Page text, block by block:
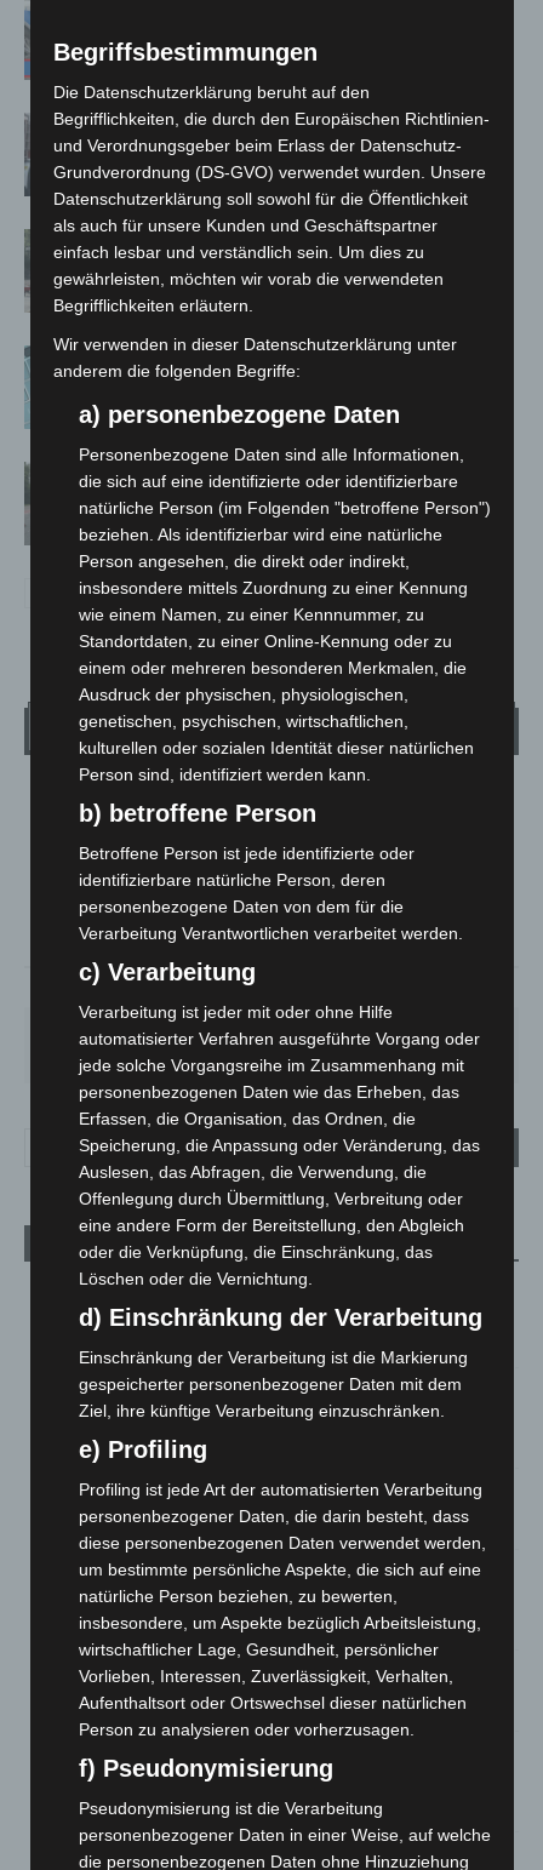
A7 – Polizei sucht Zeugen
Celle: Mensch stirbt bei Bagger-Unfall
auf Baustelle
Gasleitung bei McDonald’s-Umbau in
Langenhagen beschädigt
Anklage nach Abschaltung von
„Archetyp Market“ erhoben
Hannover: Polizei stoppt 166
Trunkenheitsfahrten bei
Großkontrolle
Wetter
LANGENHAGEN
Überwiegend Bewölkt
19.6°C
0.5m/s
29°
FR.
24° 27 °
SO.
31°
MO.
31
Aktuelle Beiträge
Region Hannover: 21 neue Notfallsanitäter starten beim
Roten Kreuz
Mann läuft mit Hockeyschläger über A7 – Polizei sucht
Zeugen
5. August 2026
Celle: Mensch stirbt bei Bagger-Unfall auf Baustelle
5. August 2026
Gasleitung bei McDonald’s-Umbau in Langenhagen
beschädigt
5. August 2026
Anklage nach Abschaltung von „Archetyp Market“ erhoben
3. August 2026
Großkontrolle
2. August 2026
Hannover Klassik Open Air 2026: Französische Oper im
Begriffsbestimmungen
Die Datenschutzerklärung beruht auf den
Begrifflichkeiten, die durch den Europäischen Richtlinien-
und Verordnungsgeber beim Erlass der Datenschutz-
Grundverordnung (DS-GVO) verwendet wurden. Unsere
Datenschutzerklärung soll sowohl für die Öffentlichkeit
als auch für unsere Kunden und Geschäftspartner
einfach lesbar und verständlich sein. Um dies zu
gewährleisten, möchten wir vorab die verwendeten
Begrifflichkeiten erläutern.
Wir verwenden in dieser Datenschutzerklärung unter
anderem die folgenden Begriffe:
a) personenbezogene Daten
Personenbezogene Daten sind alle Informationen,
die sich auf eine identifizierte oder identifizierbare
natürliche Person (im Folgenden "betroffene Person")
beziehen. Als identifizierbar wird eine natürliche
Person angesehen, die direkt oder indirekt,
insbesondere mittels Zuordnung zu einer Kennung
wie einem Namen, zu einer Kennnummer, zu
Standortdaten, zu einer Online-Kennung oder zu
einem oder mehreren besonderen Merkmalen, die
Ausdruck der physischen, physiologischen,
genetischen, psychischen, wirtschaftlichen,
kulturellen oder sozialen Identität dieser natürlichen
Person sind, identifiziert werden kann.
b) betroffene Person
Betroffene Person ist jede identifizierte oder
identifizierbare natürliche Person, deren
personenbezogene Daten von dem für die
Verarbeitung Verantwortlichen verarbeitet werden.
c) Verarbeitung
Verarbeitung ist jeder mit oder ohne Hilfe
automatisierter Verfahren ausgeführte Vorgang oder
jede solche Vorgangsreihe im Zusammenhang mit
personenbezogenen Daten wie das Erheben, das
Erfassen, die Organisation, das Ordnen, die
Speicherung, die Anpassung oder Veränderung, das
Auslesen, das Abfragen, die Verwendung, die
Offenlegung durch Übermittlung, Verbreitung oder
eine andere Form der Bereitstellung, den Abgleich
oder die Verknüpfung, die Einschränkung, das
Löschen oder die Vernichtung.
d) Einschränkung der Verarbeitung
Einschränkung der Verarbeitung ist die Markierung
gespeicherter personenbezogener Daten mit dem
Ziel, ihre künftige Verarbeitung einzuschränken.
e) Profiling
Profiling ist jede Art der automatisierten Verarbeitung
personenbezogener Daten, die darin besteht, dass
diese personenbezogenen Daten verwendet werden,
um bestimmte persönliche Aspekte, die sich auf eine
natürliche Person beziehen, zu bewerten,
insbesondere, um Aspekte bezüglich Arbeitsleistung,
wirtschaftlicher Lage, Gesundheit, persönlicher
Vorlieben, Interessen, Zuverlässigkeit, Verhalten,
Aufenthaltsort oder Ortswechsel dieser natürlichen
Person zu analysieren oder vorherzusagen.
f) Pseudonymisierung
Pseudonymisierung ist die Verarbeitung
personenbezogener Daten in einer Weise, auf welche
die personenbezogenen Daten ohne Hinzuziehung